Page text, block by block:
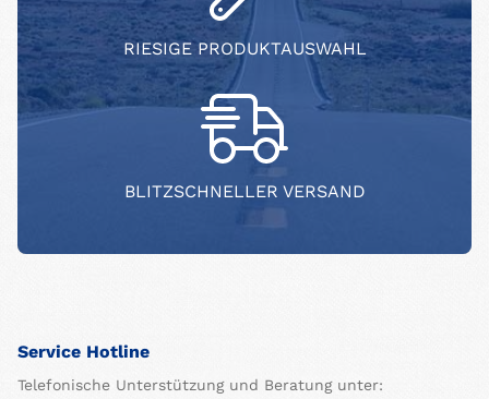
RIESIGE PRODUKTAUSWAHL
BLITZSCHNELLER VERSAND
Service Hotline
Telefonische Unterstützung und Beratung unter: